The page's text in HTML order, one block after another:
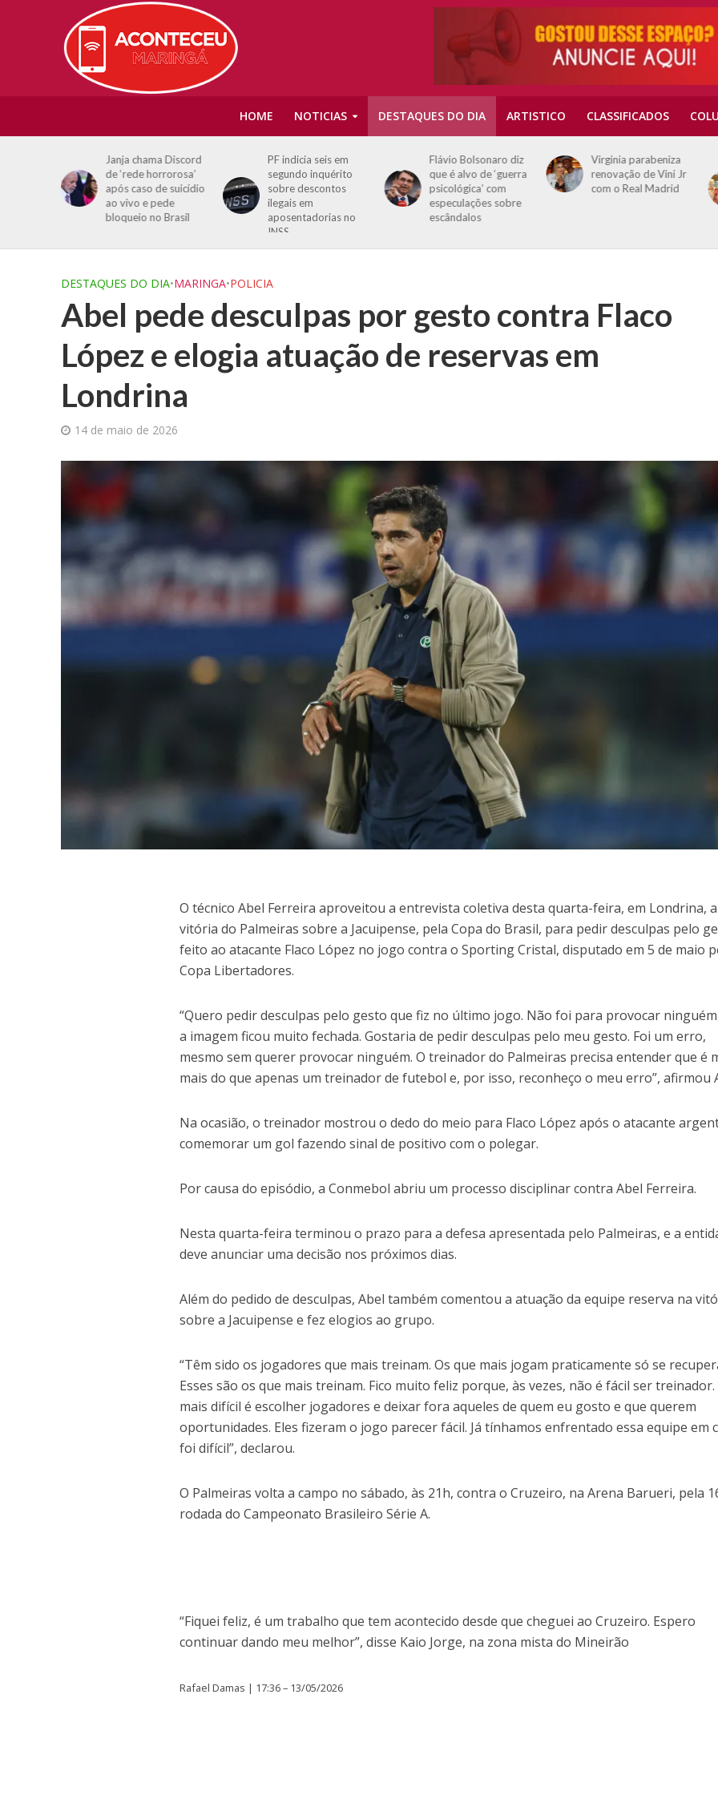
HOME NOTICIAS DESTAQUES DO DIA ARTISTICO CLASSIFICADOS
Janja chama Discord
de ‘rede horrorosa’
após caso de suicídio
ao vivo e pede
bloqueio no Brasil
PF indicia seis em
segundo inquérito
sobre descontos
ilegais em
aposentadorias no
INSS
Flávio Bolsonaro diz
que é alvo de ‘guerra
psicológica’ com
especulações sobre
escândalos
Virginia parabeniza
renovação de Vini Jr
com o Real Madrid
DESTAQUES DO DIA•MARINGA•POLICIA
Abel pede desculpas por gesto contra Flaco
López e elogia atuação de reservas em
Londrina
14 de maio de 2026
O técnico Abel Ferreira aproveitou a entrevista coletiva desta quarta-feira, em Londrina,
vitória do Palmeiras sobre a Jacuipense, pela Copa do Brasil, para pedir desculpas pelo
feito ao atacante Flaco López no jogo contra o Sporting Cristal, disputado em 5 de maio
Copa Libertadores.
“Quero pedir desculpas pelo gesto que fiz no último jogo. Não foi para provocar
a imagem ficou muito fechada. Gostaria de pedir desculpas pelo meu gesto. Foi um erro,
mesmo sem querer provocar ninguém. O treinador do Palmeiras precisa entender que é
mais do que apenas um treinador de futebol e, por isso, reconheço o meu erro”, afirmou
Na ocasião, o treinador mostrou o dedo do meio para Flaco López após o atacante
comemorar um gol fazendo sinal de positivo com o polegar.
Por causa do episódio, a Conmebol abriu um processo disciplinar contra Abel Ferreira.
Nesta quarta-feira terminou o prazo para a defesa apresentada pelo Palmeiras, e a
deve anunciar uma decisão nos próximos dias.
Além do pedido de desculpas, Abel também comentou a atuação da equipe reserva na
sobre a Jacuipense e fez elogios ao grupo.
“Têm sido os jogadores que mais treinam. Os que mais jogam praticamente só se
Esses são os que mais treinam. Fico muito feliz porque, às vezes, não é fácil ser treinador.
mais difícil é escolher jogadores e deixar fora aqueles de quem eu gosto e que querem
oportunidades. Eles fizeram o jogo parecer fácil. Já tínhamos enfrentado essa equipe em
foi difícil”, declarou.
O Palmeiras volta a campo no sábado, às 21h, contra o Cruzeiro, na Arena Barueri, pela
rodada do Campeonato Brasileiro Série A.
“Fiquei feliz, é um trabalho que tem acontecido desde que cheguei ao Cruzeiro. Espero
continuar dando meu melhor”, disse Kaio Jorge, na zona mista do Mineirão
Rafael Damas | 17:36 – 13/05/2026